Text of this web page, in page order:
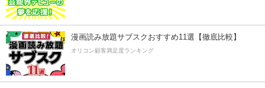
漫画読み放題サブスクおすすめ11選【徹底比較】
オリコン顧客満足度ランキング